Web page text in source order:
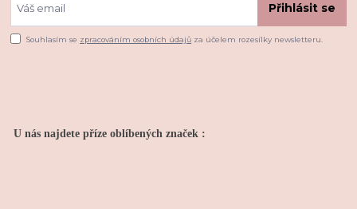
Přihlásit se
Souhlasím se zpracováním osobních údajů za účelem rozesílky newsletteru.
U nás najdete příze oblíbených značek :